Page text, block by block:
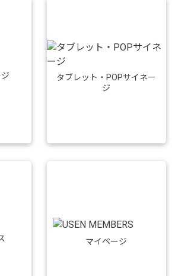
タブレット・POPサイネー
ジ
マイページ